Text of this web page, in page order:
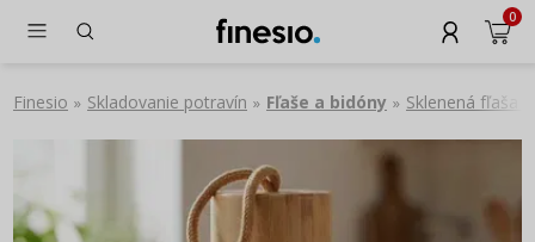
0
Finesio » Skladovanie potravín » Fľaše a bidóny » Sklenená fľaša